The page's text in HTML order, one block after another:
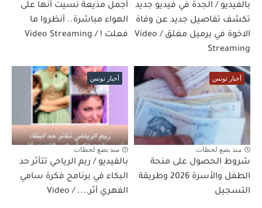
بالفيديو / الجدة في فيديو جديد
تكشف تفاصيل جديد عن وفاة
الاخوة في برميل مغلق / Video
Streaming
أجمل مذيعة نسيت أنها على
الهواء مباشرة.. أنظروا ما
فعلت ! / Video Streaming
أخبار تونس
منذ بضع لحظات
شروط الحصول على منحة
الطفل والأسرة 2026 وطريقة
التسجيل
أخبار تونس
منذ بضع لحظات
بالفيديو / ريم الرياحي تتأثر حد
البكاء في برنامج فكرة سامي
الفهري أثر.... / Video